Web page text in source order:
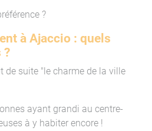
?
à Ajaccio : quels
?
de suite "le charme de la ville
ayant grandi au centre-
à y habiter encore !